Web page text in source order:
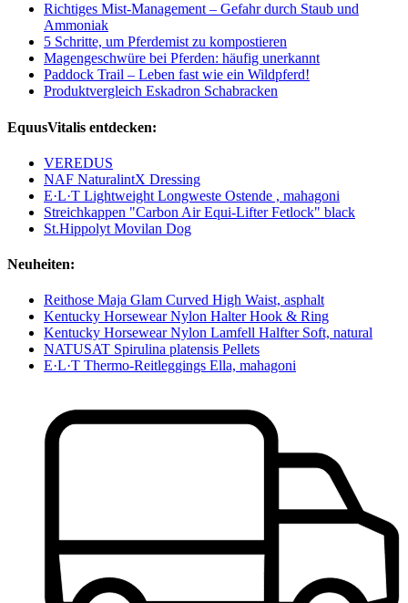
Richtiges Mist-Management – Gefahr durch Staub und
Ammoniak
5 Schritte, um Pferdemist zu kompostieren
Magengeschwüre bei Pferden: häufig unerkannt
Paddock Trail – Leben fast wie ein Wildpferd!
Produktvergleich Eskadron Schabracken
EquusVitalis entdecken:
VEREDUS
NAF NaturalintX Dressing
E·L·T Lightweight Longweste Ostende , mahagoni
Streichkappen "Carbon Air Equi-Lifter Fetlock" black
St.Hippolyt Movilan Dog
Neuheiten:
Reithose Maja Glam Curved High Waist, asphalt
Kentucky Horsewear Nylon Halter Hook & Ring
Kentucky Horsewear Nylon Lamfell Halfter Soft, natural
NATUSAT Spirulina platensis Pellets
E·L·T Thermo-Reitleggings Ella, mahagoni